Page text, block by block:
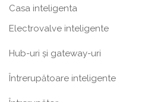
Casa inteligenta
Electrovalve inteligente
Hub-uri și gateway-uri
Întrerupătoare inteligente